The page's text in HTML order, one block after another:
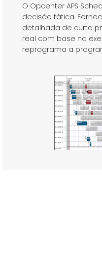
O Opcenter APS
decisão tática.
detalhada de curto
real com base na
reprograma a